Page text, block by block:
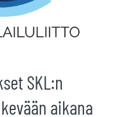
SKL:n
aikana